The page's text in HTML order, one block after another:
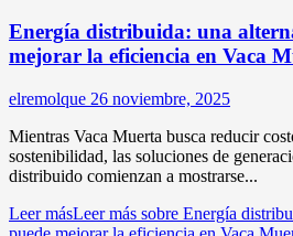
Energía distribuida: una
mejorar la eficiencia en Vaca
elremolque 26 noviembre, 2025
Mientras Vaca Muerta busca reducir
sostenibilidad, las soluciones de
distribuido comienzan a mostrarse...
Leer másLeer más sobre Energía